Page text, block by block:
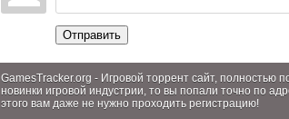
Отправить
GamesTracker.org - Игровой торрент сайт,
новинки игровой индустрии, то вы попали точно по
этого вам даже не нужно проходить регистрацию!